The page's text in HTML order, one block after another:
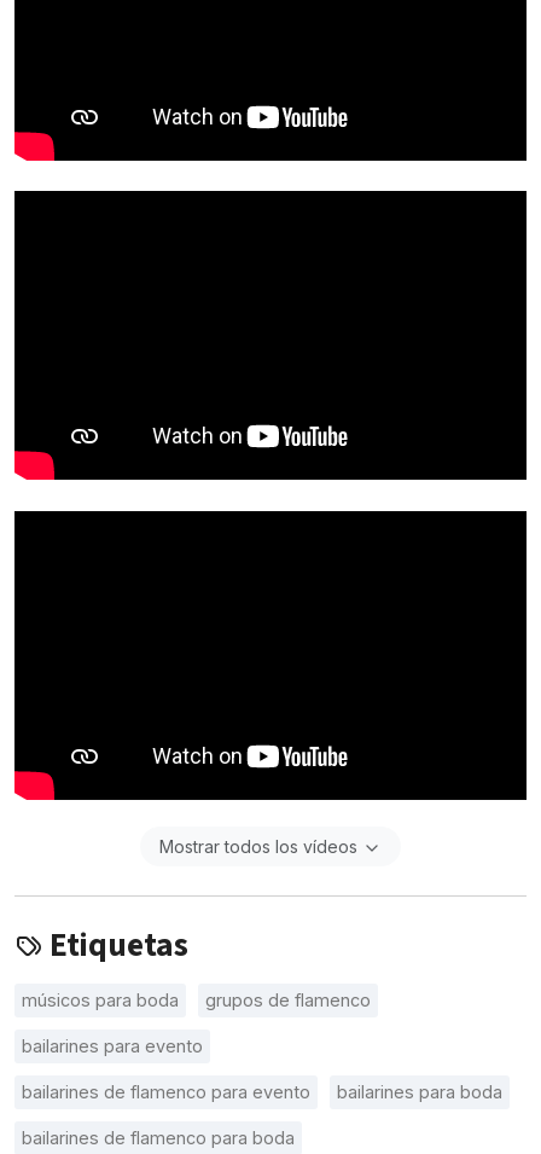
Mostrar todos los vídeos
Etiquetas
músicos para boda grupos de flamenco
bailarines para evento
bailarines de flamenco para evento bailarines para boda
bailarines de flamenco para boda